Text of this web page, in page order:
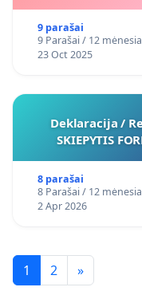
9 parašai
9 Parašai / 12
23 Oct 2025
Deklaracija /
SKIEPYTIS
8 parašai
8 Parašai / 12
2 Apr 2026
1 2 »